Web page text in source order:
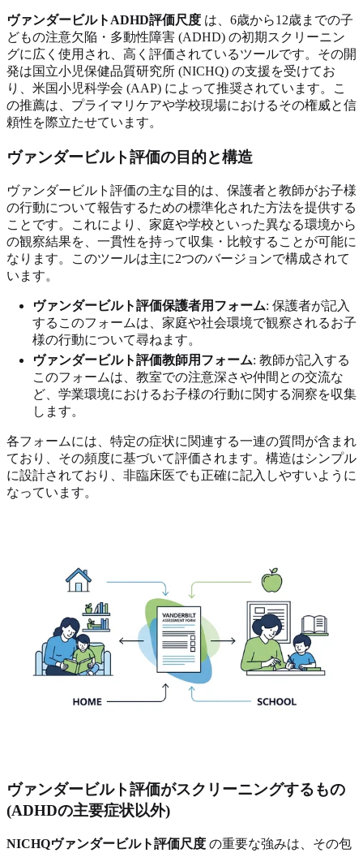
ヴァンダービルトADHD評価尺度 は、6歳から12歳までの子
どもの注意欠陥・多動性障害 (ADHD) の初期スクリーニン
グに広く使用され、高く評価されているツールです。その開
発は国立小児保健品質研究所 (NICHQ) の支援を受けてお
り、米国小児科学会 (AAP) によって推奨されています。こ
の推薦は、プライマリケアや学校現場におけるその権威と信
頼性を際立たせています。
ヴァンダービルト評価の目的と構造
ヴァンダービルト評価の主な目的は、保護者と教師がお子様
の行動について報告するための標準化された方法を提供する
ことです。これにより、家庭や学校といった異なる環境から
の観察結果を、一貫性を持って収集・比較することが可能に
なります。このツールは主に2つのバージョンで構成されて
います。
ヴァンダービルト評価保護者用フォーム: 保護者が記入
するこのフォームは、家庭や社会環境で観察されるお子
様の行動について尋ねます。
ヴァンダービルト評価教師用フォーム: 教師が記入する
このフォームは、教室での注意深さや仲間との交流な
ど、学業環境におけるお子様の行動に関する洞察を収集
します。
各フォームには、特定の症状に関連する一連の質問が含まれ
ており、その頻度に基づいて評価されます。構造はシンプル
に設計されており、非臨床医でも正確に記入しやすいように
なっています。
ヴァンダービルト評価がスクリーニングするもの
(ADHDの主要症状以外)
NICHQヴァンダービルト評価尺度 の重要な強みは、その包